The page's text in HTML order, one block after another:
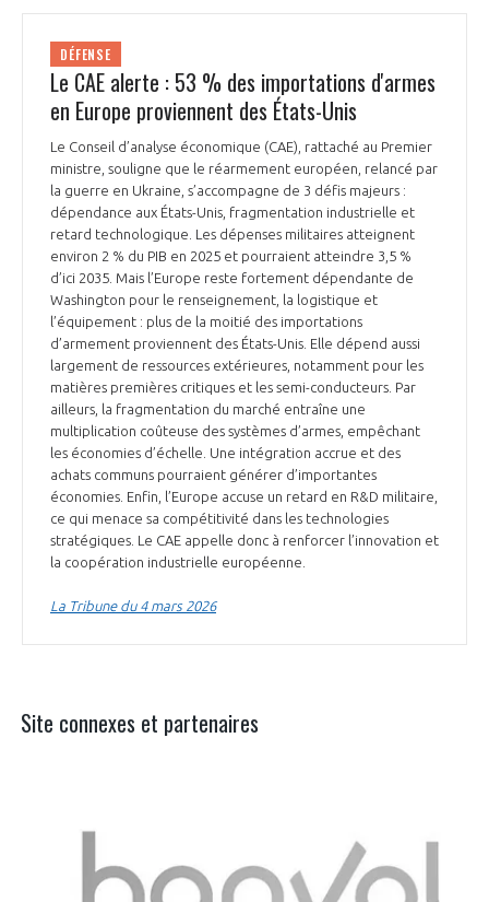
DÉFENSE
Le CAE alerte : 53 % des importations d'armes
en Europe proviennent des États-Unis
Le Conseil d’analyse économique (CAE), rattaché au Premier
ministre, souligne que le réarmement européen, relancé par
la guerre en Ukraine, s’accompagne de 3 défis majeurs :
dépendance aux États-Unis, fragmentation industrielle et
retard technologique. Les dépenses militaires atteignent
environ 2 % du PIB en 2025 et pourraient atteindre 3,5 %
d’ici 2035. Mais l’Europe reste fortement dépendante de
Washington pour le renseignement, la logistique et
l’équipement : plus de la moitié des importations
d’armement proviennent des États-Unis. Elle dépend aussi
largement de ressources extérieures, notamment pour les
matières premières critiques et les semi-conducteurs. Par
ailleurs, la fragmentation du marché entraîne une
multiplication coûteuse des systèmes d’armes, empêchant
les économies d’échelle. Une intégration accrue et des
achats communs pourraient générer d’importantes
économies. Enfin, l’Europe accuse un retard en R&D militaire,
ce qui menace sa compétitivité dans les technologies
stratégiques. Le CAE appelle donc à renforcer l’innovation et
la coopération industrielle européenne.
La Tribune du 4 mars 2026
Site connexes et partenaires